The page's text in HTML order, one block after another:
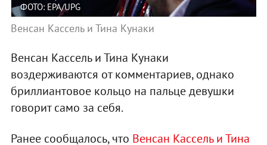
ФОТО: EPA/UPG
Венсан Кассель и Тина Кунаки
Венсан Кассель и Тина Кунаки
воздерживаются от комментариев, однако
бриллиантовое кольцо на пальце девушки
говорит само за себя.
Ранее сообщалось, что Венсан Кассель и Тина